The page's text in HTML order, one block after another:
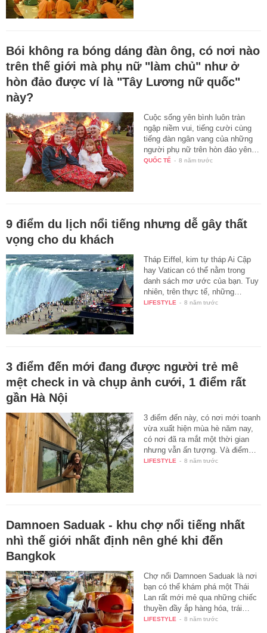
Bói không ra bóng dáng đàn ông, có nơi nào
trên thế giới mà phụ nữ "làm chủ" như ở
hòn đảo được ví là "Tây Lương nữ quốc"
này?
Cuộc sống yên bình luôn tràn
ngập niềm vui, tiếng cười cùng
tiếng đàn ngân vang của những
người phụ nữ trên hòn đảo yên…
QUỐC TẾ - 8 năm trước
9 điểm du lịch nổi tiếng nhưng dễ gây thất
vọng cho du khách
Tháp Eiffel, kim tự tháp Ai Cập
hay Vatican có thể nằm trong
danh sách mơ ước của bạn. Tuy
nhiên, trên thực tế, những…
LIFESTYLE - 8 năm trước
3 điểm đến mới đang được người trẻ mê
mệt check in và chụp ảnh cưới, 1 điểm rất
gần Hà Nội
3 điểm đến này, có nơi mới toanh
vừa xuất hiện mùa hè năm nay,
có nơi đã ra mắt một thời gian
nhưng vẫn ấn tượng. Và điểm…
LIFESTYLE - 8 năm trước
Damnoen Saduak - khu chợ nổi tiếng nhất
nhì thế giới nhất định nên ghé khi đến
Bangkok
Chợ nổi Damnoen Saduak là nơi
bạn có thể khám phá một Thái
Lan rất mới mẻ qua những chiếc
thuyền đầy ắp hàng hóa, trái…
LIFESTYLE - 8 năm trước